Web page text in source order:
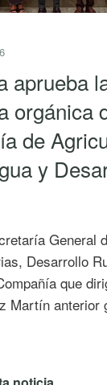
la
de
y
General de
Rural y
que dirigirá
anterior